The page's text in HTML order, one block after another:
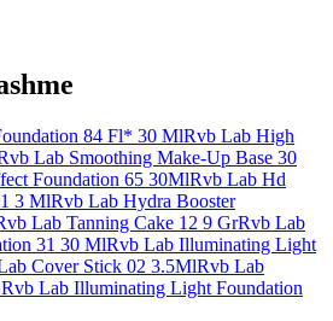
84 Fl* 30 MlRvb Lab High
Lab Smoothing Make-Up Base 30
Foundation 65 30MlRvb Lab Hd
3 MlRvb Lab Hydra Booster
Lab Tanning Cake 12 9 GrRvb Lab
31 30 MlRvb Lab Illuminating Light
Cover Stick 02 3.5MlRvb Lab
Rvb Lab Illuminating Light Foundation